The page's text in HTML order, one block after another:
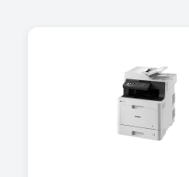
Liczba podajników
Pojemność